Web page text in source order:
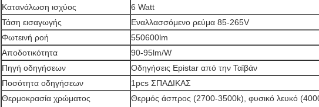
Κατανάλωση ισχύος
6 Watt
Τάση εισαγωγής
Εναλλασσόμενο ρεύμα 85-265V
Φωτεινή ροή
550600lm
Αποδοτικότητα
90-95lm/W
Πηγή οδηγήσεων
Οδηγήσεις Epistar από την Ταϊβάν
Ποσότητα οδηγήσεων
1pcs ΣΠΑΔΙΚΑΣ
Θερμοκρασία χρώματος
Θερμός άσπρος (2700-3500k), φυσικό λευκό